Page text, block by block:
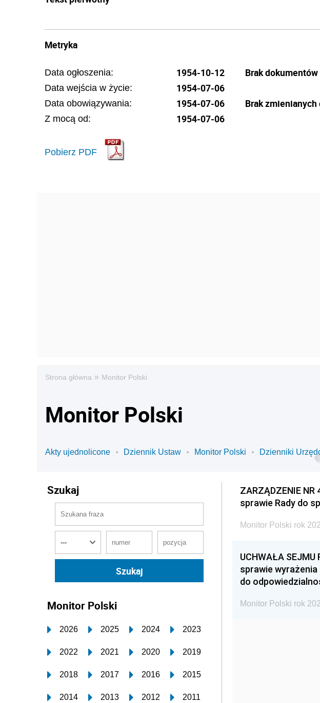
Metryka
Data ogłoszenia: 1954-10-12
Data wejścia w życie: 1954-07-06
Data obowiązywania: 1954-07-06
Z mocą od: 1954-07-06
Pobierz PDF
Brak
Brak
Strona główna » Monitor Polski
Monitor Polski
Akty ujednolicone Dziennik Ustaw Monitor Polski Dzienniki
Szukaj
Monitor Polski
2026 2025 2024 2023
2022 2021 2020 2019
2018 2017 2016 2015
2014 2013 2012 2011
ZARZĄDZENIE
sprawie Rady do
Monitor Polski rok
UCHWAŁA
sprawie
do
Monitor Polski rok